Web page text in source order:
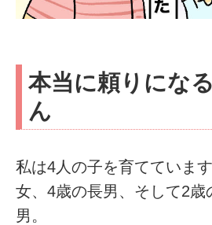
本当に頼りにな
ん
私は4人の子を育てていま
女、4歳の長男、そして2歳
男。